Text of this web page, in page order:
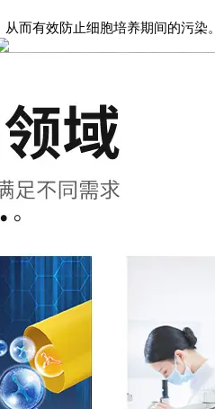
而有效防止细胞培养期间的污染。